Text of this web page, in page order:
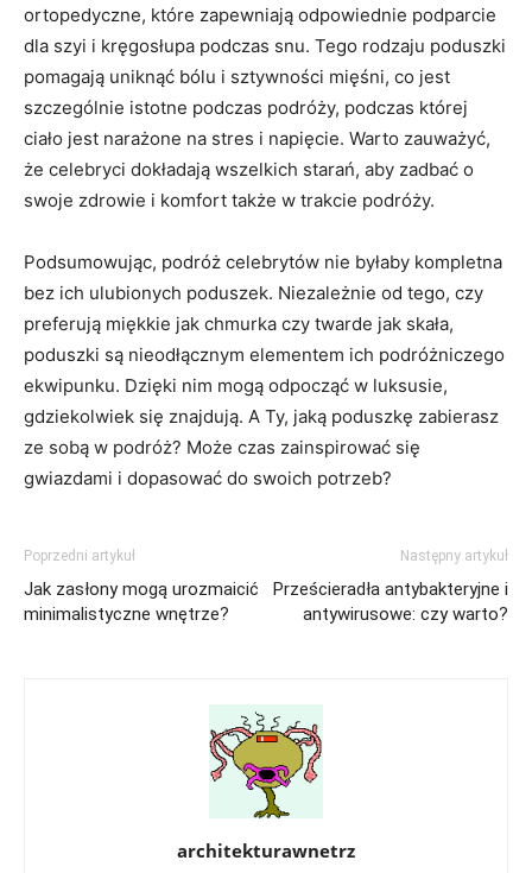
⁣ortopedyczne,⁢ które⁢ zapewniają odpowiednie podparcie
dla szyi i kręgosłupa ‌podczas snu. Tego ⁢rodzaju poduszki
pomagają uniknąć ‌bólu i sztywności mięśni, co jest
szczególnie istotne ​podczas podróży, podczas której
ciało‍ jest narażone ⁢na ‌stres i napięcie. Warto zauważyć,
że celebryci‍ dokładają wszelkich starań, aby zadbać o
swoje zdrowie i​ komfort ‌także w trakcie podróży.
Podsumowując, podróż celebrytów⁢ nie byłaby ⁣kompletna
bez ich‌ ulubionych ⁢poduszek. Niezależnie od tego,‍ czy
preferują miękkie‌ jak chmurka ⁣czy twarde jak skała,
poduszki są nieodłącznym ‌elementem ich ‍podróżniczego
ekwipunku. Dzięki nim mogą odpocząć‍ w luksusie,
gdziekolwiek się znajdują. A Ty, jaką poduszkę zabierasz
ze‍ sobą⁣ w podróż? Może czas zainspirować się
gwiazdami ‍i ​dopasować do swoich potrzeb?
Poprzedni artykuł
Jak zasłony mogą urozmaicić
minimalistyczne wnętrze?
Następny artykuł
Prześcieradła antybakteryjne i
antywirusowe: czy warto?
architekturawnetrz